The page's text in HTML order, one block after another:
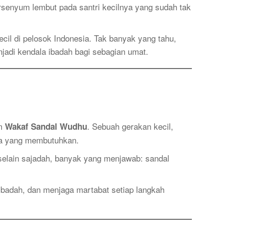
lembut pada santri kecilnya yang sudah tak
di pelosok Indonesia. Tak banyak yang tahu,
kendala ibadah bagi sebagian umat.
Wakaf Sandal Wudhu. Sebuah gerakan kecil,
yang membutuhkan.
sajadah, banyak yang menjawab: sandal
dan menjaga martabat setiap langkah